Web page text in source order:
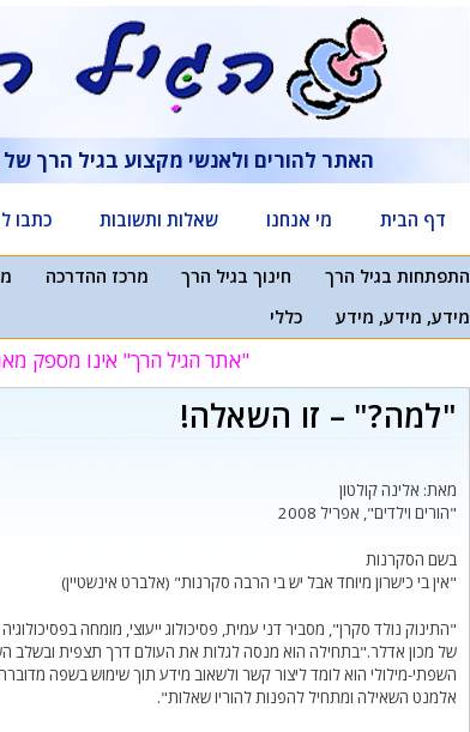
האתר להורים ולאנשי מקצוע בגיל הרך של
דף הבית מי אנחנו שאלות ותשובות כתבו
התפתחות בגיל הרך חינוך בגיל הרך מרכז ההדרכה
מידע, מידע, מידע
כללי
"אתר הגיל הרך" אינו מספק
"למה?" – זו השאלה!
מאת: אלינה קולטון
"הורים וילדים", אפריל 2008
בשם הסקרנות
"אין בי כישרון מיוחד אבל יש בי הרבה סקרנות" (אלברט אינשטיין)
"התינוק נולד סקרן", מסביר דני עמית, פסיכולוג ייעוצי, מומחה
של מכון אדלר."בתחילה הוא מנסה לגלות את העולם דרך תצפית ובשלב
השפתי-מילולי הוא לומד ליצור קשר ולשאוב מידע תוך שימוש בשפה
אלמנט השאילה ומתחיל להפנות להוריו שאלות".